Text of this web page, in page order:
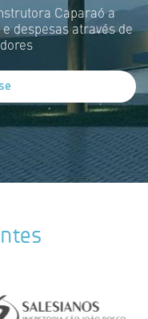
Caparaó a
despesas através de